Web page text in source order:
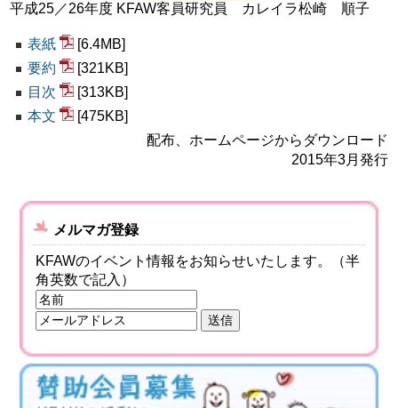
平成25／26年度 KFAW客員研究員 カレイラ松崎 順子
表紙
[6.4MB]
要約
[321KB]
目次
[313KB]
本文
[475KB]
配布、ホームページからダウンロード
2015年3月発行
メルマガ登録
KFAWのイベント情報をお知らせいたします。（半
角英数で記入）